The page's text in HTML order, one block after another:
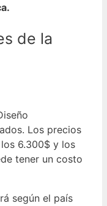
de la
Los precios
6.300$ y los
tener un costo
según el país